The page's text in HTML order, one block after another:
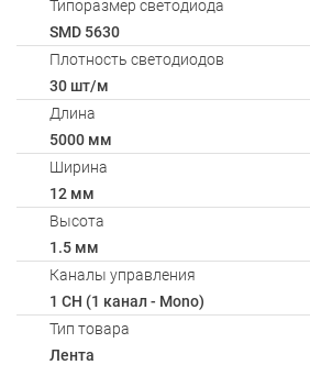
Типоразмер светодиода
SMD 5630
Плотность светодиодов
30 шт/м
Длина
5000 мм
Ширина
12 мм
Высота
1.5 мм
Каналы управления
1 CH (1 канал - Mono)
Тип товара
Лента